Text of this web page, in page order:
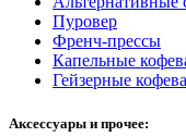
Пуровер
Френч-прессы
Капельные
Гейзерные
Аксессуары и прочее: